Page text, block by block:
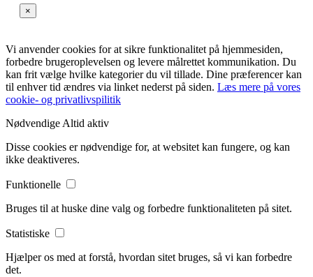
×
Vi anvender cookies for at sikre funktionalitet på hjemmesiden,
forbedre brugeroplevelsen og levere målrettet kommunikation. Du
kan frit vælge hvilke kategorier du vil tillade. Dine præferencer kan
til enhver tid ændres via linket nederst på siden. Læs mere på vores
cookie- og privatlivspilitik
Nødvendige Altid aktiv
Disse cookies er nødvendige for, at websitet kan fungere, og kan
ikke deaktiveres.
Funktionelle
Bruges til at huske dine valg og forbedre funktionaliteten på sitet.
Statistiske
Hjælper os med at forstå, hvordan sitet bruges, så vi kan forbedre
det.